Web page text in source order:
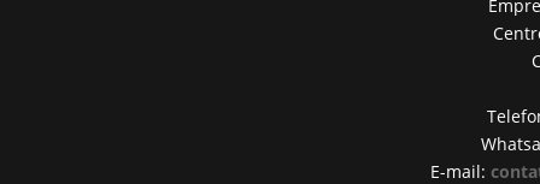
E-mail: